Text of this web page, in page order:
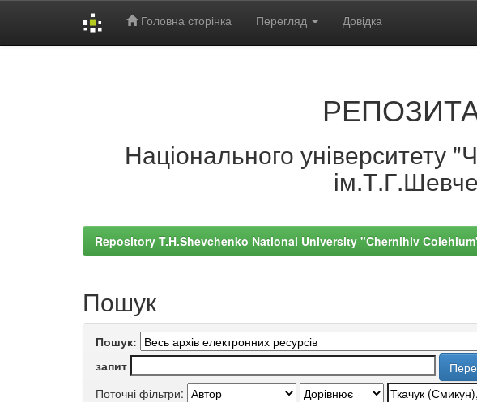
Головна сторінка Перегляд Довідка
Національного університету
Repository T.H.Shevchenko National University "Chernihiv
Пошук
Пошук:
запит
Поточні фільтри: